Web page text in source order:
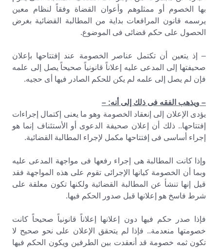
بها الخصوم أو ممثلوهم وأعوان القضاة وفقاً لنظام معين
يرسمه قانون المرافعات بداية من المطالبة القضائية بغرض
الحصول على حكم قضائى فى الموضوع.
– إذ يتعين أن تكتمل عناصر الخصومة عند إفتتاحها بإعلان
صحيفتها إلى المدعى عليه إعلاناً قانونياً صحيحاً يصل إلى علمه
فإن لم يصل إلى علمه لم يكن للحكم الصادر فيها أى حجيه.
– ويذهب الفقه فى ذلك إلى أنه: –
يؤدى الإعلان إلى إنعقاد الخصومة وهو ما يعنى إكتمال إجراءات
إفتتاحها.. ذلك أن إعلان صحيفة الدعوى أو الأستئناف إنما هو
إجراء أساسى فى إفتتاحها مكمل لإجراء المطالبة القضائية.
وإذا كانت المطالبة هى إجراء رفعها فى مواجهة المدعى عليه
وبما أن الخصومة كيانها الإجرائى تقوم على هذه المواجهة فقد
قيل إنها تنشأ عن المطالبة القضائية ولكنها تكون معلقة على
شرط فاسخ هو إعلانها قبل صدور الحكم فيها.
فإذا صدر حكم فيها دون إعلانها إعلاناً قانونياً صحيحاً كانت
خصومتها منعدمة.. فإذا لم يتحقق الإعلان على نحو صحيح لا
تكون ثمه خصومة قد أنعقدت بين الطرفين ويكون الحكم فيها